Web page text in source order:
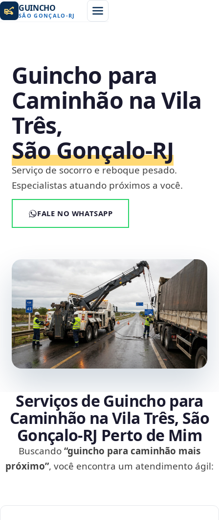
GUINCHO
SÃO GONÇALO -RJ
Guincho para
Caminhão na Vila
Três,
São Gonçalo‑RJ
Serviço de socorro e reboque pesado.
Especialistas atuando próximos a você.
FALE NO WHATSAPP
Serviços de Guincho para
Caminhão na Vila Três, São
Gonçalo‑RJ Perto de Mim
Buscando“guincho para caminhão mais
próximo”, você encontra um atendimento ágil: